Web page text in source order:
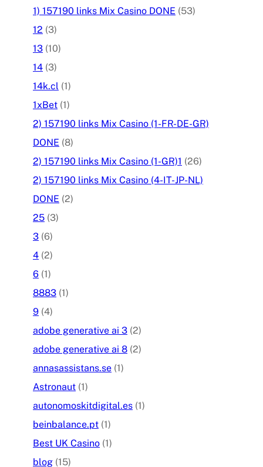
1) 157190 links Mix Casino DONE (53)
12 (3)
13 (10)
14 (3)
14k.cl (1)
1xBet (1)
2) 157190 links Mix Casino (1-FR-DE-GR)
DONE (8)
2) 157190 links Mix Casino (1-GR)1 (26)
2) 157190 links Mix Casino (4-IT-JP-NL)
DONE (2)
25 (3)
3 (6)
4 (2)
6 (1)
8883 (1)
9 (4)
adobe generative ai 3 (2)
adobe generative ai 8 (2)
annasassistans.se (1)
Astronaut (1)
autonomoskitdigital.es (1)
beinbalance.pt (1)
Best UK Casino (1)
blog (15)